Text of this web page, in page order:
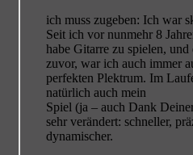
ich muss zugeben: Ich war
Seit ich vor nunmehr 8
habe Gitarre zu spielen,
zuvor, war ich auch immer
perfekten Plektrum. Im
natürlich auch mein
Spiel (ja – auch Dank
sehr verändert: schneller,
dynamischer.